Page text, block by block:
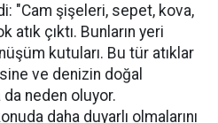
"Cam şişeleri, sepet, kova,
çıktı. Bunların yeri
kutuları. Bu tür atıklar
ve denizin doğal
neden oluyor.
daha duyarlı olmalarını